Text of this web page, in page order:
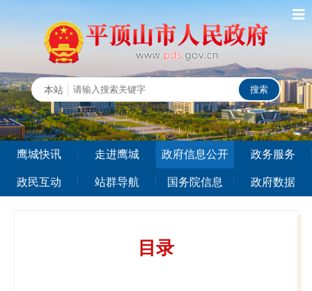
鹰城快讯 走进鹰城 政府信息公开 政务服务
政民互动 站群导航 国务院信息 政府数据
目录